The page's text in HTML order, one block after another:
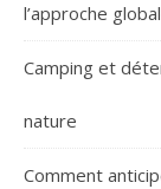
l’approche
Camping et
nature
Comment